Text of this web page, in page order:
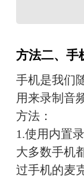
方法二、手
手机是我们
用来录制音
方法：
1.使用内置
大多数手机
过手机的麦